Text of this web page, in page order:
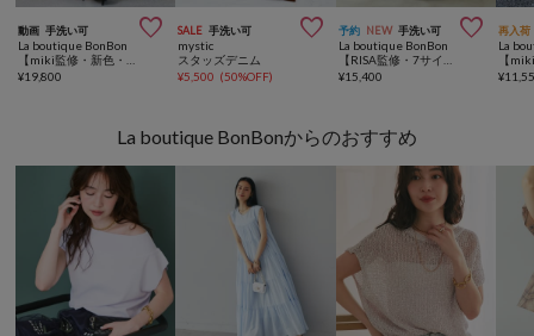
動画 手洗い可 
La boutique BonBon
¥19,800
SALE 手洗い可 
mystic
スタッズデニム
¥5,500 (50%OFF)
予約 NEW 手洗い可 
La boutique BonBon
¥15,400
再入荷
La
¥
La boutique BonBonからのおすすめ